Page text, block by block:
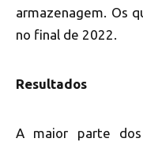
armazenagem. Os
no final de 2022.
Resultados
A maior parte